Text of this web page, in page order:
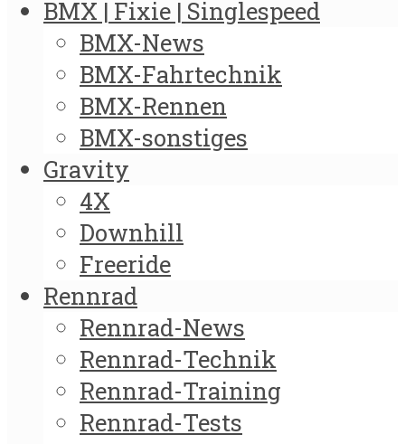
BMX | Fixie | Singlespeed
BMX-News
BMX-Fahrtechnik
BMX-Rennen
BMX-sonstiges
Gravity
4X
Downhill
Freeride
Rennrad
Rennrad-News
Rennrad-Technik
Rennrad-Training
Rennrad-Tests